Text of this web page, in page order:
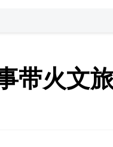
带火文